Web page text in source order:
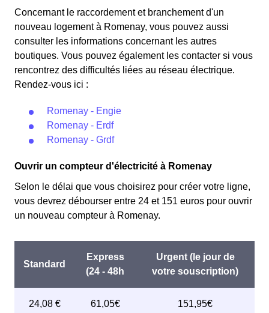
fournisseurs d'électricité de France et est disponible
prix de l'électricité est quatre fois plus cher, tandis que
tous les autres jours de l'année, le prix est 20% moins
cher par rapport au tarif normal à Romenay. ⚡💸
Concernant le raccordement et branchement d'un
nouveau logement à Romenay, vous pouvez aussi
consulter les informations concernant les autres
boutiques. Vous pouvez également les contacter si vous
rencontrez des difficultés liées au réseau électrique.
Rendez-vous ici :
Romenay - Engie
Romenay - Erdf
Romenay - Grdf
Ouvrir un compteur d'électricité à Romenay
Selon le délai que vous choisirez pour créer votre ligne,
vous devrez débourser entre 24 et 151 euros pour ouvrir
un nouveau compteur à Romenay.